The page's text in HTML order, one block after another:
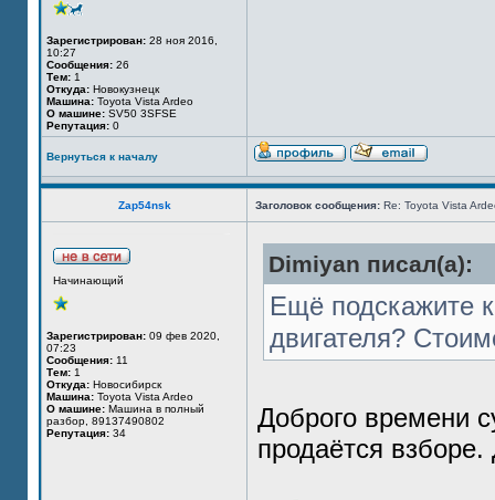
Зарегистрирован: 28 ноя 2016,
10:27
Сообщения: 26
Тем: 1
Откуда: Новокузнецк
Машина: Toyota Vista Ardeo
О машине: SV50 3SFSE
Репутация: 0
Вернуться к началу
Zap54nsk Заголовок сообщения: Re: Toyota Vista
Начинающий
Зарегистрирован: 09 фев 2020,
07:23
Сообщения: 11
Тем: 1
Откуда: Новосибирск
Машина: Toyota Vista Ardeo
О машине: Машина в полный
разбор, 89137490802
Репутация: 34
Dimiyan писал(а):
Ещё подскажите
двигателя?
Доброго времени
продаётся